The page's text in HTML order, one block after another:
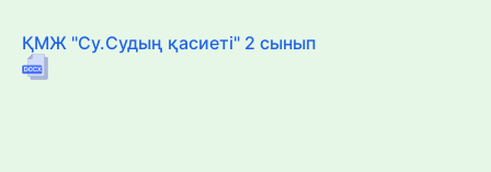
ҚМЖ "Су.Судың қасиеті" 2 сынып